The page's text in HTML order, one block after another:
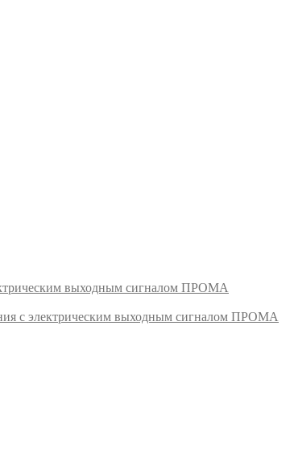
выходным сигналом ПРОМА
с электрическим выходным сигналом ПРОМА